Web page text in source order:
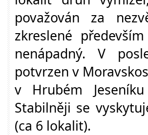
považován za
zkreslené
nenápadný. V
potvrzen v
v Hrubém
Stabilněji se
(ca 6 lokalit).